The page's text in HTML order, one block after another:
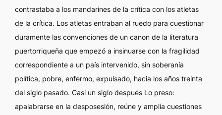
contrastaba a los mandarines de la crítica con los atletas
de la crítica. Los atletas entraban al ruedo para cuestionar
duramente las convenciones de un canon de la literatura
puertorriqueña que empezó a insinuarse con la fragilidad
correspondiente a un país intervenido, sin soberanía
política, pobre, enfermo, expulsado, hacia los años treinta
del siglo pasado. Casi un siglo después Lo preso:
apalabrarse en la desposesión, reúne y amplía cuestiones